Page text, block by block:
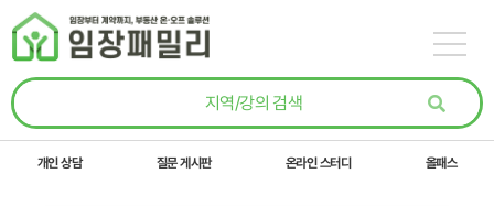
콘텐츠로
건너뛰기
개인 상담 질문 게시판 온라인 스터디 올패스